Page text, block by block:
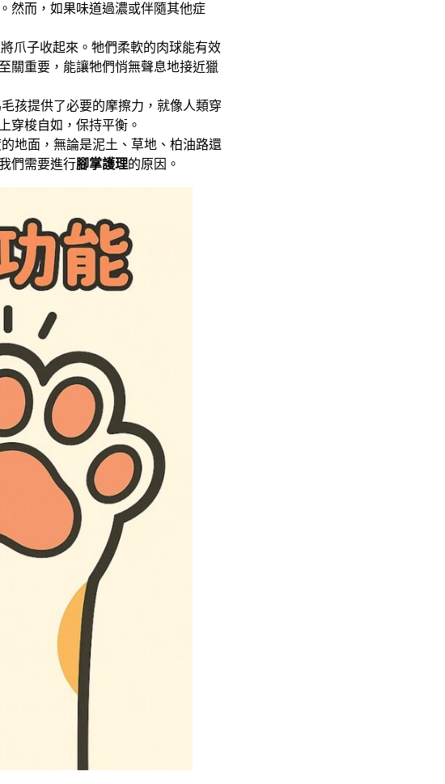
然而，如果味道過濃或伴隨其他症
爪子收起來。牠們柔軟的肉球能有效
關重要，能讓牠們悄無聲息地接近獵
孩提供了必要的摩擦力，就像人類穿
穿梭自如，保持平衡。
地面，無論是泥土、草地、柏油路還
們需要進行腳掌護理的原因。